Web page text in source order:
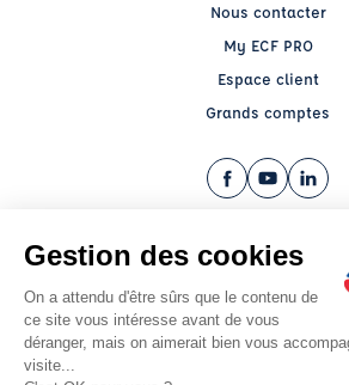
Nous contacter
My ECF PRO
Espace client
Grands comptes
Facebook
YouTube
CGV
Mentions légales
© 2026 École de Conduite Française.